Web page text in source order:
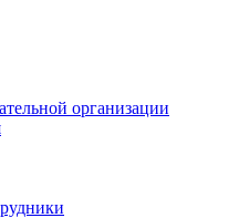
организации